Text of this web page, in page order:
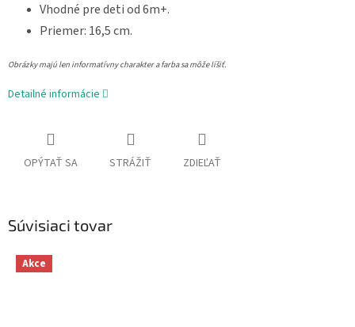
Vhodné pre deti od 6m+.
Priemer: 16,5 cm.
Obrázky majú len informatívny charakter a farba sa môže líšiť.
Detailné informácie
OPÝTAŤ SA STRÁŽIŤ ZDIEĽAŤ
Súvisiaci tovar
Akce